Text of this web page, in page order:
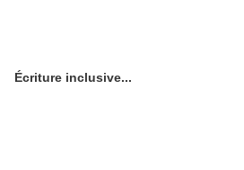
Écriture inclusive...